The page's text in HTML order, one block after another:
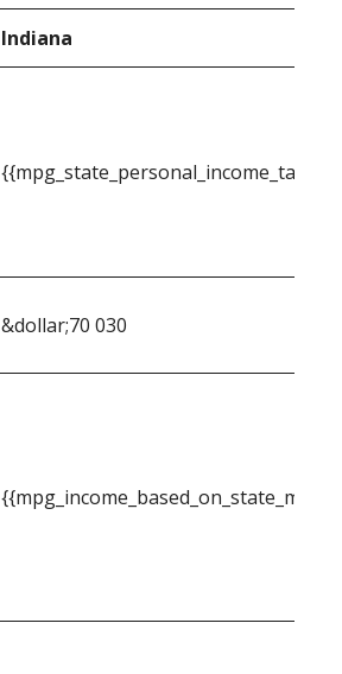
Indiana
&dollar;70 030